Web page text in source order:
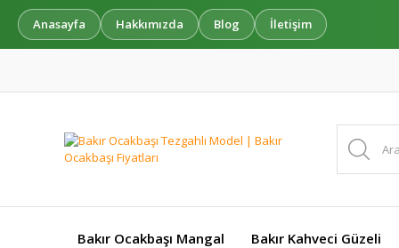
Anasayfa Hakkımızda Blog İletişim
Bakır Ocakbaşı Mangal Bakır Kahveci Güzeli